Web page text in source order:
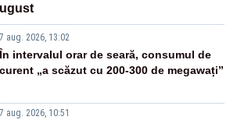
7 aug. 2026, 13:02
În intervalul orar de seară, consumul de
curent „a scăzut cu 200-300 de megawați”
7 aug. 2026, 10:51